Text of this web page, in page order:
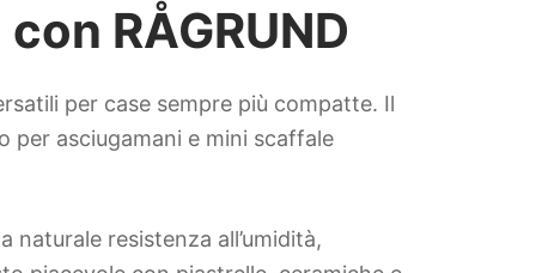
RÅGRUND
per case sempre più compatte. Il
per asciugamani e mini scaffale
naturale resistenza all’umidità,